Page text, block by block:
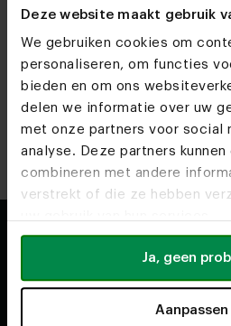
Deze website maakt gebruik
We gebruiken cookies om
personaliseren, om functies
bieden en om ons
delen we informatie over uw
met onze partners voor social
analyse. Deze partners
combineren met andere
verstrekt of die ze hebben
Ja, geen
Aanpassen
Adriaanse collectie.